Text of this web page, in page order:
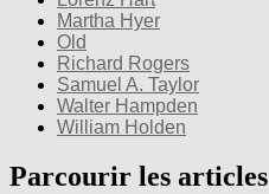
Martha Hyer
Old
Richard Rogers
Samuel A. Taylor
Walter Hampden
William Holden
Parcourir les articles